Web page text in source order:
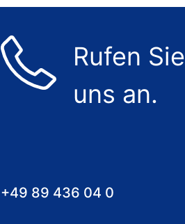
Rufen Sie
uns an.
+49 89 436 04 0